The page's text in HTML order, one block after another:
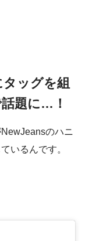
ッグを組
題に…！
のハニ
いるんです。